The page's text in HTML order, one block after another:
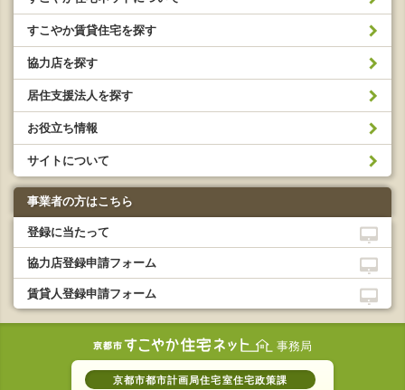
すこやか賃貸住宅を探す
協力店を探す
居住支援法人を探す
お役立ち情報
サイトについて
事業者の方はこちら
登録に当たって
協力店登録申請フォーム
賃貸人登録申請フォーム
事務局
京都市都市計画局住宅室住宅政策課